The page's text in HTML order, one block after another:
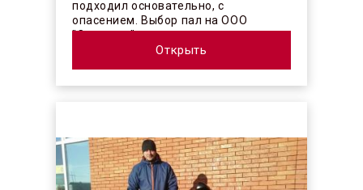
подходил основательно, с
опасением. Выбор пал на ООО
"Синергос" после изучения отзывов в
Открыть